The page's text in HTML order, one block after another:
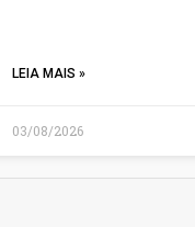
LEIA MAIS »
03/08/2026